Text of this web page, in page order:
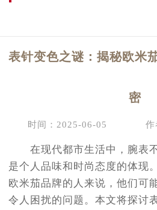
表针变色之谜：揭秘欧米
密
时间：2025-06-05 作
在现代都市生活中，腕表不
是个人品味和时尚态度的体现
欧米茄品牌的人来说，他们可
令人困扰的问题。本文将探讨